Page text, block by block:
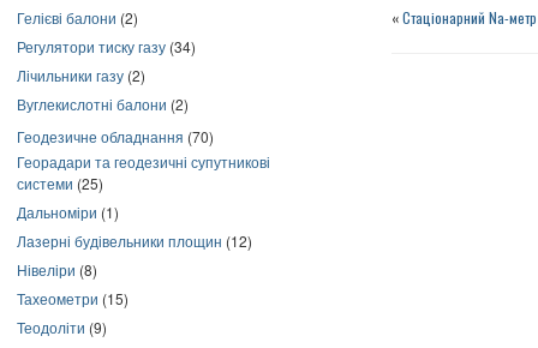
Гелієві балони (2)
Регулятори тиску газу (34)
Лічильники газу (2)
Вуглекислотні балони (2)
Геодезичне обладнання (70)
Георадари та геодезичні супутникові
системи (25)
Дальноміри (1)
Лазерні будівельники площин (12)
Нівеліри (8)
Тахеометри (15)
Теодоліти (9)
«Стаціонарний Na-